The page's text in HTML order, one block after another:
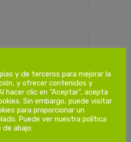
de
y de terceros para mejorar la
y ofrecer contenidos y
hacer clic en "Aceptar", acepta
Sin embargo, puede visitar
para proporcionar un
Puede ver nuestra política
de abajo: